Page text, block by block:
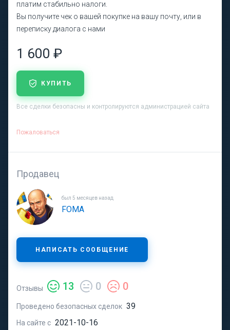
платим стабильно налоги.
Вы получите чек о вашей покупке на вашу почту, или в
переписку диалога с нами
1 600 ₽
КУПИТЬ
Все сделки безопасны и контролируются администрацией сайта
Пожаловаться
Продавец
был 5 месяцев назад
FOMA
НАПИСАТЬ СООБЩЕНИЕ
Отзывы 13 0 0
Проведено безопасных сделок 39
На сайте с 2021-10-16